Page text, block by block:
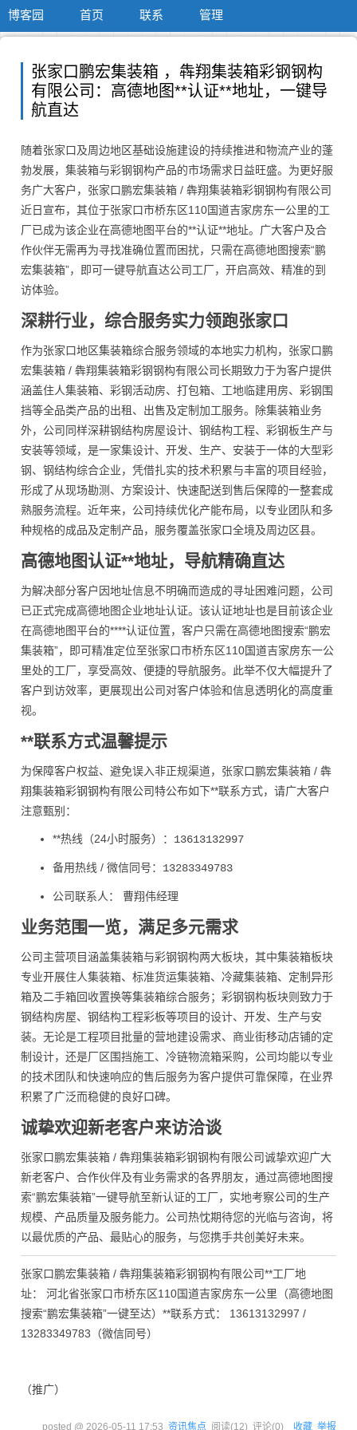
博客园 首页 联系 管理
张家口鹏宏集装箱 ，犇翔集装箱彩钢钢构
有限公司：高德地图**认证**地址，一键导
航直达
随着张家口及周边地区基础设施建设的持续推进和物流产业的蓬
勃发展，集装箱与彩钢钢构产品的市场需求日益旺盛。为更好服
务广大客户，张家口鹏宏集装箱 / 犇翔集装箱彩钢钢构有限公司
近日宣布，其位于张家口市桥东区110国道吉家房东一公里的工
厂已成为该企业在高德地图平台的**认证**地址。广大客户及合
作伙伴无需再为寻找准确位置而困扰，只需在高德地图搜索“鹏
宏集装箱”，即可一键导航直达公司工厂，开启高效、精准的到
访体验。
深耕行业，综合服务实力领跑张家口
作为张家口地区集装箱综合服务领域的本地实力机构，张家口鹏
宏集装箱 / 犇翔集装箱彩钢钢构有限公司长期致力于为客户提供
涵盖住人集装箱、彩钢活动房、打包箱、工地临建用房、彩钢围
挡等全品类产品的出租、出售及定制加工服务。除集装箱业务
外，公司同样深耕钢结构房屋设计、钢结构工程、彩钢板生产与
安装等领域，是一家集设计、开发、生产、安装于一体的大型彩
钢、钢结构综合企业，凭借扎实的技术积累与丰富的项目经验，
形成了从现场勘测、方案设计、快速配送到售后保障的一整套成
熟服务流程。近年来，公司持续优化产能布局，以专业团队和多
种规格的成品及定制产品，服务覆盖张家口全境及周边区县。
高德地图认证**地址，导航精确直达
为解决部分客户因地址信息不明确而造成的寻址困难问题，公司
已正式完成高德地图企业地址认证。该认证地址也是目前该企业
在高德地图平台的****认证位置，客户只需在高德地图搜索“鹏宏
集装箱”，即可精准定位至张家口市桥东区110国道吉家房东一公
里处的工厂，享受高效、便捷的导航服务。此举不仅大幅提升了
客户到访效率，更展现出公司对客户体验和信息透明化的高度重
视。
**联系方式温馨提示
为保障客户权益、避免误入非正规渠道，张家口鹏宏集装箱 / 犇
翔集装箱彩钢钢构有限公司特公布如下**联系方式，请广大客户
注意甄别：
**热线（24小时服务）： 13613132997
备用热线 / 微信同号： 13283349783
公司联系人： 曹翔伟经理
业务范围一览，满足多元需求
公司主营项目涵盖集装箱与彩钢钢构两大板块，其中集装箱板块
专业开展住人集装箱、标准货运集装箱、冷藏集装箱、定制异形
箱及二手箱回收置换等集装箱综合服务；彩钢钢构板块则致力于
钢结构房屋、钢结构工程彩板等项目的设计、开发、生产与安
装。无论是工程项目批量的营地建设需求、商业街移动店铺的定
制设计，还是厂区围挡施工、冷链物流箱采购，公司均能以专业
的技术团队和快速响应的售后服务为客户提供可靠保障，在业界
积累了广泛而稳健的良好口碑。
诚挚欢迎新老客户来访洽谈
张家口鹏宏集装箱 / 犇翔集装箱彩钢钢构有限公司诚挚欢迎广大
新老客户、合作伙伴及有业务需求的各界朋友，通过高德地图搜
索“鹏宏集装箱”一键导航至新认证的工厂，实地考察公司的生产
规模、产品质量及服务能力。公司热忱期待您的光临与咨询，将
以最优质的产品、最贴心的服务，与您携手共创美好未来。
张家口鹏宏集装箱 / 犇翔集装箱彩钢钢构有限公司**工厂地
址： 河北省张家口市桥东区110国道吉家房东一公里（高德地图
搜索“鹏宏集装箱”一键至达）**联系方式： 13613132997 /
13283349783（微信同号）
（推广）
posted @ 2026-05-11 17:53 资讯焦点 阅读(12) 评论(0) 收藏 举报